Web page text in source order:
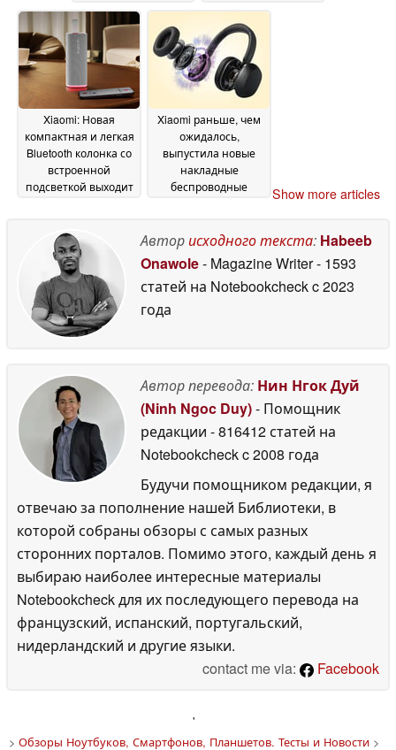
цена в Европе -
дешевле
28 May 2026
Xiaomi: Новая
компактная и легкая
Bluetooth колонка со
встроенной
подсветкой выходит
Xiaomi раньше, чем
ожидалось,
выпустила новые
накладные
беспроводные
работы26 May 2026
Show more articles
Авторисходного текста: Habeeb
Onawole- Magazine Writer- 1593
статей на Notebookcheckc 2023
года
Автор перевода: Нин Нгок Дуй
(Ninh Ngoc Duy)- Помощник
редакции - 816412 статей на
Notebookcheckc 2008 года
Будучи помощником редакции, я
отвечаю за пополнение нашей Библиотеки, в
которой собраны обзоры с самых разных
сторонних порталов. Помимо этого, каждый день я
выбираю наиболее интересные материалы
Notebookcheck для их последующего перевода на
французский, испанский, португальский,
нидерландский и другие языки.
contact me via:
Facebook
'
> Обзоры Ноутбуков, Смартфонов, Планшетов. Тесты и Новости>